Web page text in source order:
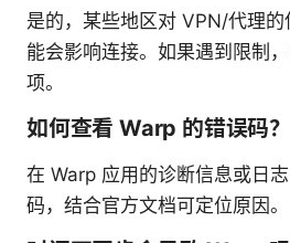
是的，某些地区对 VPN/代理
能会影响连接。如果遇到限制
项。
如何查看 Warp 的错误码？
在 Warp 应用的诊断信息或日
码，结合官方文档可定位原因。